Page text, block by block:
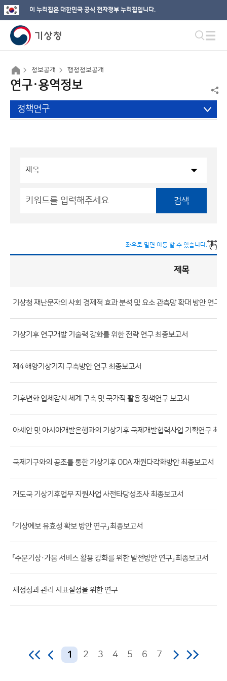
이 누리집은 대한민국 공식 전자정부 누리집입니다.
정보공개 행정정보공개
연구·용역정보
정책연구
검색
좌우로 밀면 이동 할 수 있습니다.
시
판
목
록
호,
등
록
부
첨
일,
등
록
조
제목
기상청 재난문자의 사회 경제적 효과 분석 및 요소 관측망 확대 방안 연구
기상기후 연구개발 기술력 강화를 위한 전략 연구 최종보고서
제4 해양기상기지 구축방안 연구 최종보고서
기후변화 입체감시 체계 구축 및 국가적 활용 정책연구 보고서
아세안 및 아시아개발은행과의 기상기후 국제개발협력사업 기획연구 최
국제기구와의 공조를 통한 기상기후 ODA 재원다각화방안 최종보고서
개도국 기상기후업무 지원사업 사전타당성조사 최종보고서
「기상예보 유효성 확보 방안 연구」 최종보고서
「수문기상·가뭄 서비스 활용 강화를 위한 발전방안 연구」 최종보고서
재정성과 관리 지표설정을 위한 연구
1 2 3 4 5 6 7